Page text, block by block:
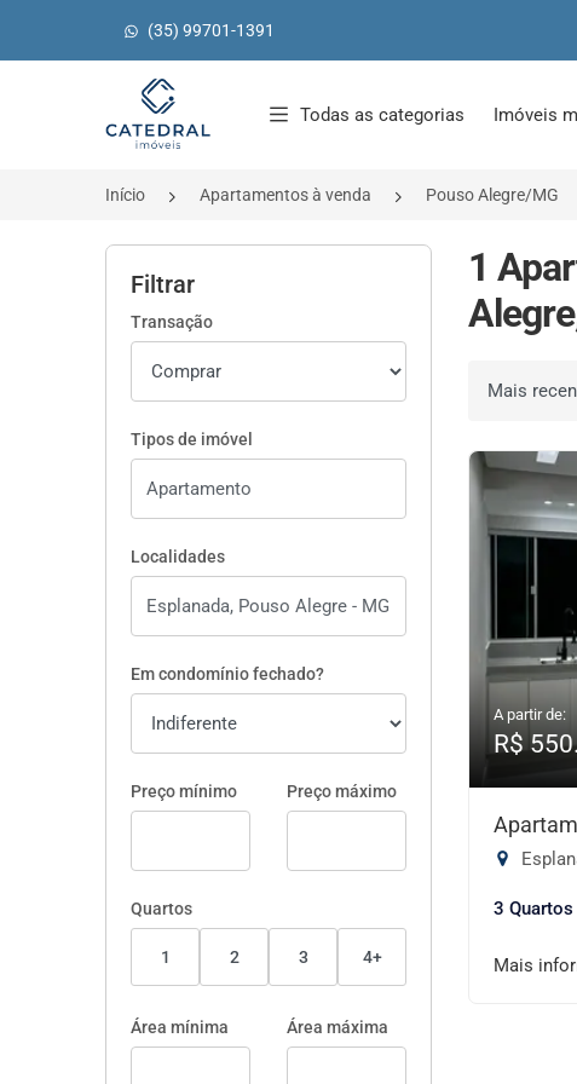
(35) 99701-1391
Página inicial
Todas as categorias Imóveis
Início Apartamentos à venda Pouso Alegre/MG
Filtrar
Transação
Tipos de imóvel
Localidades
Em condomínio fechado?
Preço mínimo Preço máximo
Quartos
1 2 3 4+
Área mínima Área máxima
1
Ordenar por
A partir de:
R$
3 Quartos
Mais